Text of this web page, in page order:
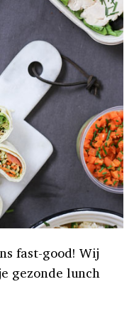
fast-good! Wij
gezonde lunch